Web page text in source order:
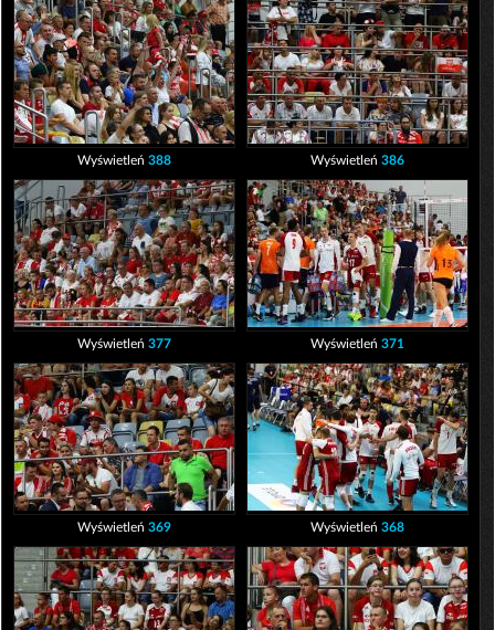
Wyświetleń 388 Wyświetleń 386
Wyświetleń 377 Wyświetleń 371
Wyświetleń 369 Wyświetleń 368